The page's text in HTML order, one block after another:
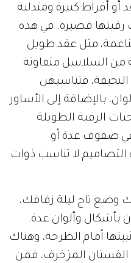
أقراط كبيرة ومتدلية
رقبتها قصيرة. في هذه
مثل عقد طويل
السلاسل متفاوتة
فتناسبهن
بالإضافة إلى الأساور
الرقبة الطويلة
صفوف عدة أو
التصاميم لا تناسب ذوات
وضع تاج ليلة زفافك،
بأشكال وألوان عدة.
أمام الطرحة، وهناك
الفستان المزخرف، فمن